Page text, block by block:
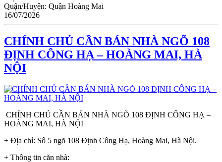
Quận/Huyện: Quận Hoàng Mai
16/07/2026
CHÍNH CHỦ CẦN BÁN NHÀ NGÕ 108
ĐỊNH CÔNG HẠ – HOÀNG MAI, HÀ
NỘI
CHÍNH CHỦ CẦN BÁN NHÀ NGÕ 108 ĐỊNH CÔNG HẠ –
HOÀNG MAI, HÀ NỘI
+ Địa chỉ: Số 5 ngõ 108 Định Công Hạ, Hoàng Mai, Hà Nội.
+ Thông tin căn nhà: